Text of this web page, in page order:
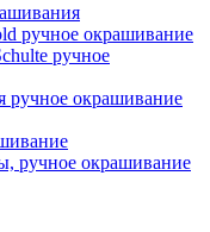
ручное окрашивание
ручное
ручное окрашивание
ручное окрашивание